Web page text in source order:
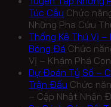
Túc Cầu Chức
Những Pha Cứu
Thống Kê Thú Vị
Bóng Đá Chức
Vị – Khám Phá
Dự Đoán Tỷ Số –
Trận Đấu Chức
– Cập Nhật Nhận